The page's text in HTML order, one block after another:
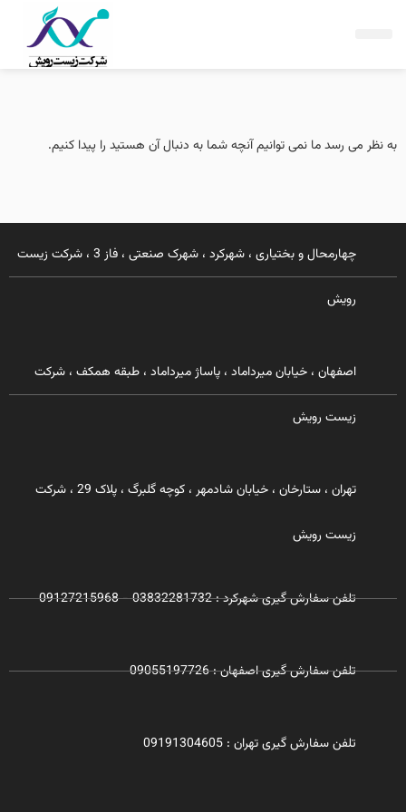
به نظر می رسد ما نمی توانیم آنچه شما به دنبال آن هستید را پیدا کنیم.
چهارمحال و بختیاری ، شهرکرد ، شهرک صنعتی ، فاز 3 ، شرکت زیست
رویش
اصفهان ، خیابان میرداماد ، پاساژ میرداماد ، طبقه همکف ، شرکت
زیست رویش
تهران ، ستارخان ، خیابان شادمهر ، کوچه گلبرگ ، پلاک 29 ، شرکت
زیست رویش
تلفن سفارش گیری شهرکرد : 03832281732 - 09127215968
تلفن سفارش گیری اصفهان : 09055197726
تلفن سفارش گیری تهران : 09191304605